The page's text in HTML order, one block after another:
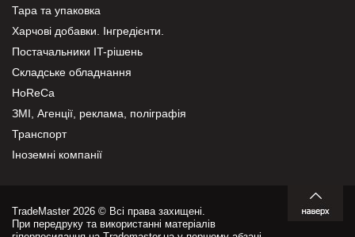
Тара та упаковка
Харчові добавки. Інгредієнти.
Постачальники IT-рішень
Складське обладнання
HoReCa
ЗМІ, Агенції, реклама, поліграфія
Транспорт
Іноземні компанії
TradeMaster 2026 © Всі права захищені.
При передруку та використанні матеріалів